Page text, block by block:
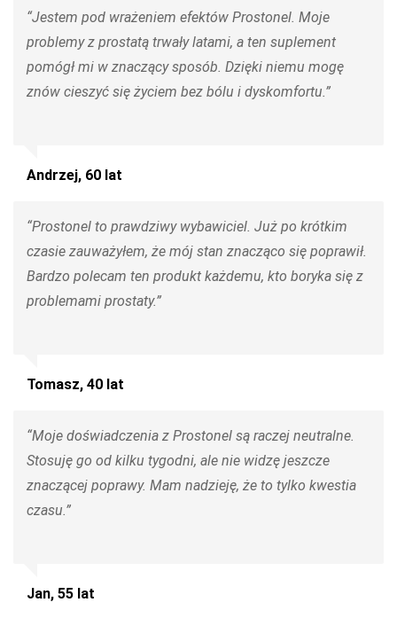
“Jestem pod wrażeniem efektów Prostonel. Moje
problemy z prostatą trwały latami, a ten suplement
pomógł mi w znaczący sposób. Dzięki niemu mogę
znów cieszyć się życiem bez bólu i dyskomfortu.”
Andrzej, 60 lat
“Prostonel to prawdziwy wybawiciel. Już po krótkim
czasie zauważyłem, że mój stan znacząco się poprawił.
Bardzo polecam ten produkt każdemu, kto boryka się z
problemami prostaty.”
Tomasz, 40 lat
“Moje doświadczenia z Prostonel są raczej neutralne.
Stosuję go od kilku tygodni, ale nie widzę jeszcze
znaczącej poprawy. Mam nadzieję, że to tylko kwestia
czasu.”
Jan, 55 lat